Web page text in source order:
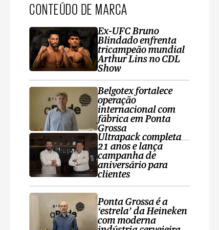
CONTEÚDO DE MARCA
Ex-UFC Bruno
Blindado enfrenta
tricampeão mundial
Arthur Lins no CDL
Show
Belgotex fortalece
operação
internacional com
fábrica em Ponta
Grossa
Ultrapack completa
21 anos e lança
campanha de
aniversário para
clientes
Ponta Grossa é a
‘estrela’ da Heineken
com moderna